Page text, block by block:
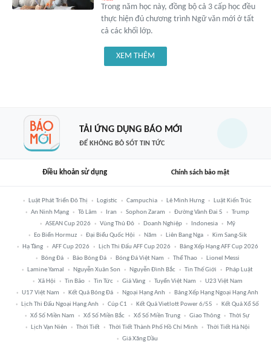
Trong năm học này, đồng bộ cả 3 cấp học đều
thực hiện đủ chương trình Ngữ văn mới ở tất
cả các khối lớp.
XEM THÊM
TẢI ỨNG DỤNG BÁO MỚI
ĐỂ KHÔNG BỎ SÓT TIN TỨC
Điều khoản sử dụng Chính sách bảo mật
Luật Phát Triển Đô Thị Logistic Campuchia Lê Minh Hưng
Luật Kiến Trúc
An Ninh Mạng
Tô Lâm Iran Sophon Zaram Đường Vành Đai 5
Trump
ASEAN Cup 2026
Vùng Thủ Đô Doanh Nghiệp Indonesia
Mỹ
Eo Biển Hormuz
Đại Biểu Quốc Hội Năm Liên Bang Nga
Kim Sang-Sik
Hạ Tầng
AFF Cup 2026 Lịch Thi Đấu AFF Cup 2026
Bảng Xếp Hạng AFF Cup 2026
Bóng Đá
Báo Bóng Đá Bóng Đá Việt Nam Thể Thao
Lionel Messi
Lamine Yamal
Nguyễn Xuân Son Nguyễn Đình Bắc Tin Thế Giới
Pháp Luật
Xã Hội
Tin Bão Tin Tức Giá Vàng Tuyển Việt Nam
U23 Việt Nam
U17 Việt Nam
Kết Quả Bóng Đá Ngoại Hạng Anh
Bảng Xếp Hạng Ngoại Hạng Anh
Lịch Thi Đấu Ngoại Hạng Anh
Cúp C1 Kết Quả Vietlott Power 6/55
Kết Quả Xổ Số
Xổ Số Miền Nam
Xổ Số Miền Bắc Xổ Số Miền Trung Giao Thông
Thời Sự
Lịch Vạn Niên
Thời Tiết Thời Tiết Thành Phố Hồ Chí Minh
Thời Tiết Hà Nội
Giá Xăng Dầu